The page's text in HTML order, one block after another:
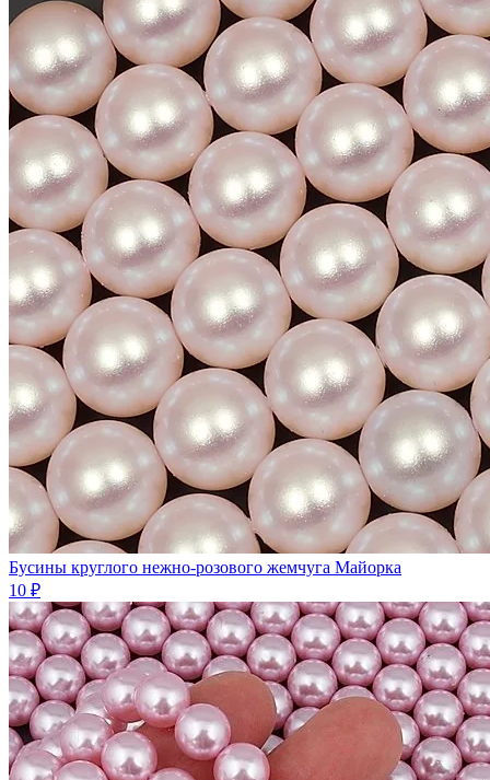
Бусины круглого нежно-розового жемчуга Майорка
10 ₽